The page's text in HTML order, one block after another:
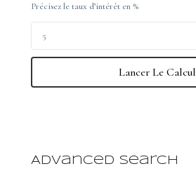
Précisez le taux d’intérêt en %
Lancer Le Calcul
Advanced Search